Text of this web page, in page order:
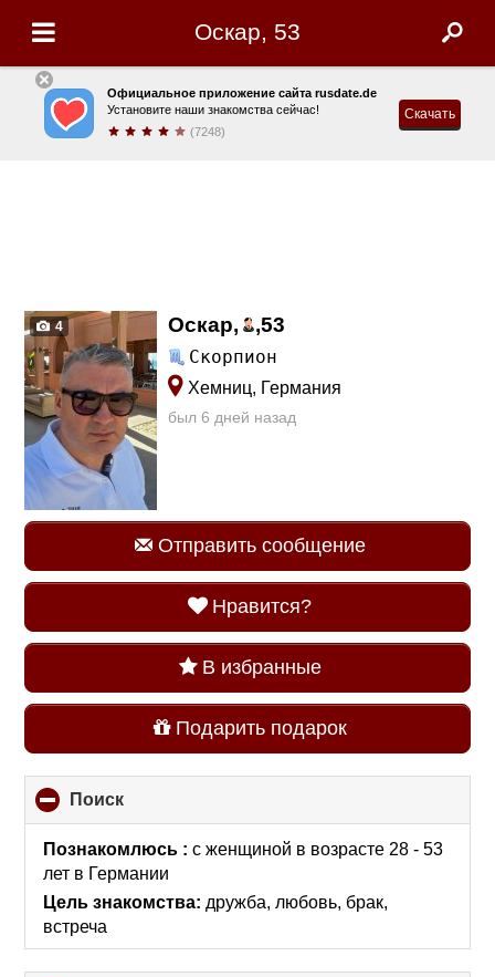
Оскар, 53
Официальное приложение сайта rusdate.de
Установите наши знакомства сейчас!
(7248)
Скачать
4 Оскар, ,53
Скорпион
Хемниц, Германия
был 6 дней назад
Отправить сообщение
Нравится?
В избранные
Подарить подарок
Поиск
to
collapse
contents
Познакомлюсь :с женщиной в возрасте 28 - 53
лет в Германии
Цель знакомства: дружба, любовь, брак,
встреча